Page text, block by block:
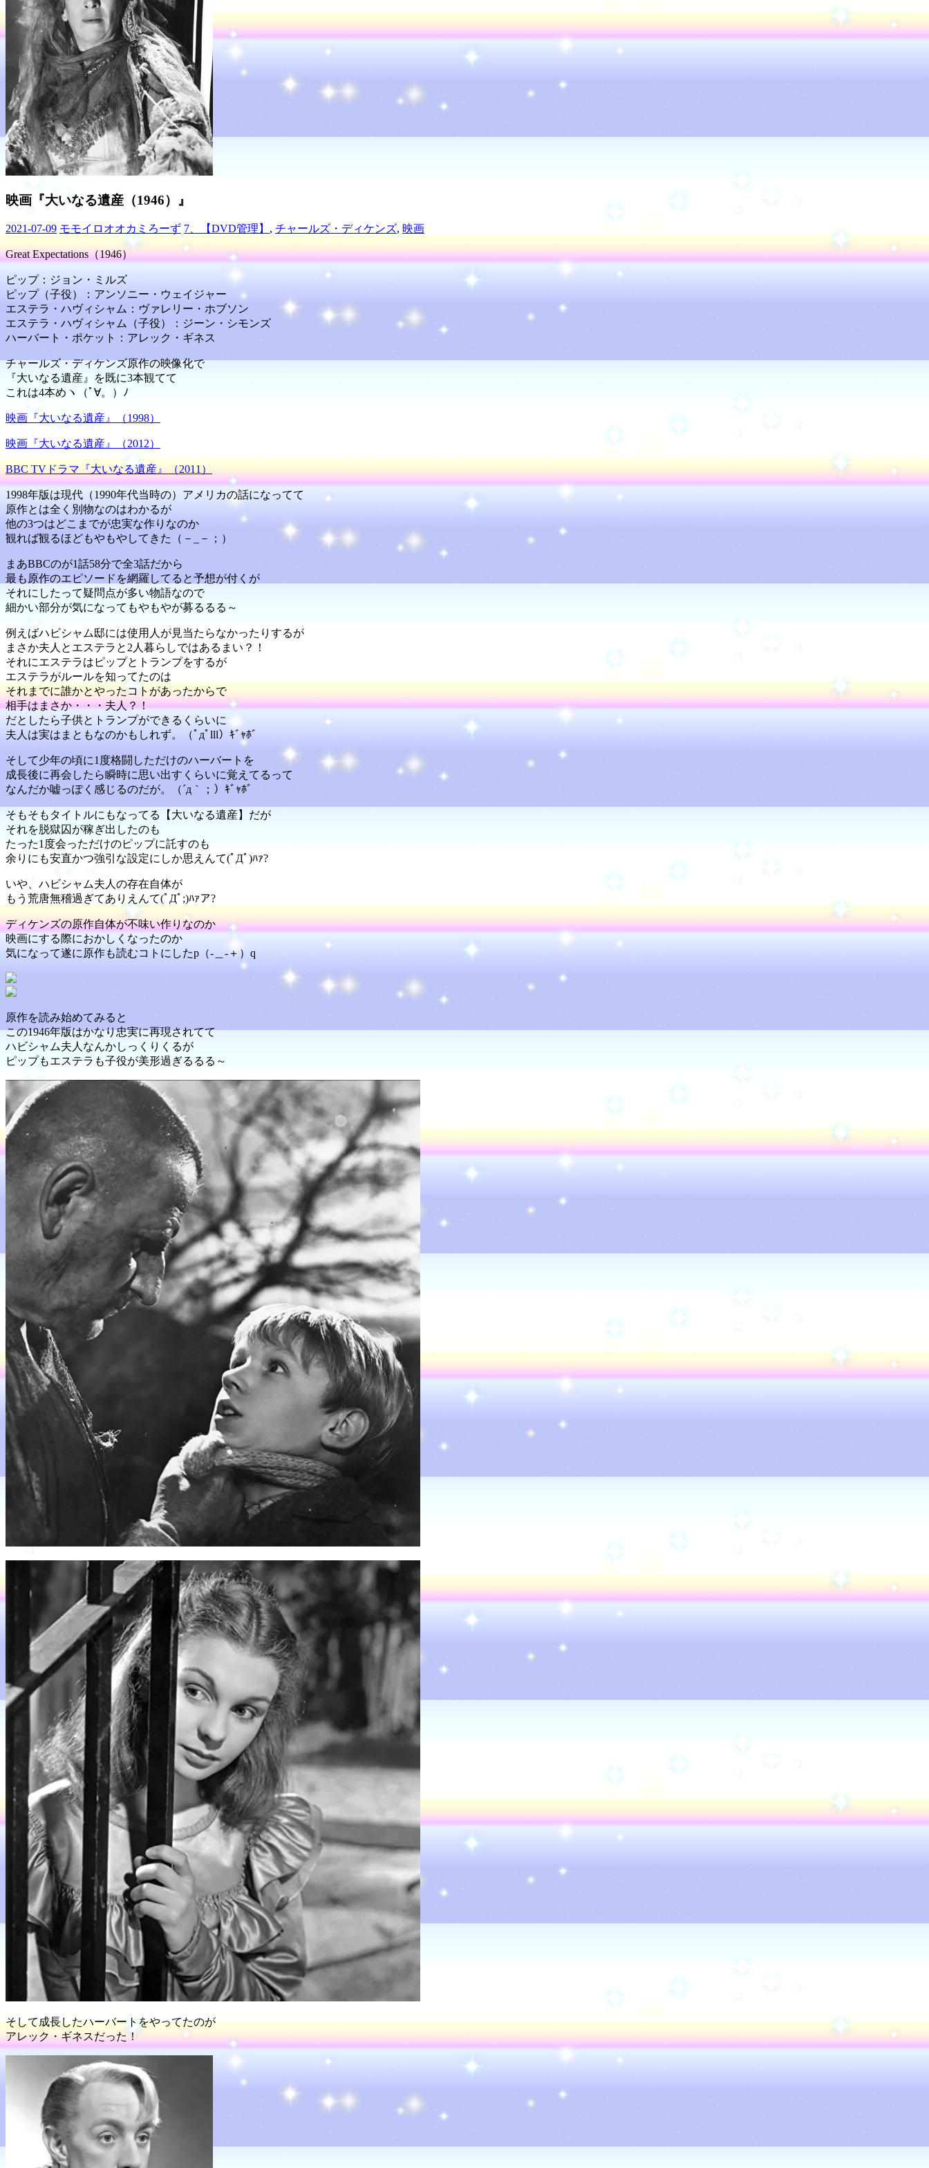
映画『大いなる遺産（1946）』
2021-07-09 モモイロオオカミろーず 7、【DVD管理】 , チャールズ・ディケンズ, 映画
Great Expectations（1946）
ピップ：ジョン・ミルズ
ピップ（子役）：アンソニー・ウェイジャー
エステラ・ハヴィシャム：ヴァレリー・ホブソン
エステラ・ハヴィシャム（子役）：ジーン・シモンズ
ハーバート・ポケット：アレック・ギネス
チャールズ・ディケンズ原作の映像化で
『大いなる遺産』を既に3本観てて
これは4本めヽ（ﾟ∀。）ﾉ
映画『大いなる遺産』（1998）
映画『大いなる遺産』（2012）
BBC TVドラマ『大いなる遺産』（2011）
1998年版は現代（1990年代当時の）アメリカの話になってて
原作とは全く別物なのはわかるが
他の3つはどこまでが忠実な作りなのか
観れば観るほどもやもやしてきた（－_－；）
まあBBCのが1話58分で全3話だから
最も原作のエピソードを網羅してると予想が付くが
それにしたって疑問点が多い物語なので
細かい部分が気になってもやもやが募るるる～
例えばハビシャム邸には使用人が見当たらなかったりするが
まさか夫人とエステラと2人暮らしではあるまい？！
それにエステラはピップとトランプをするが
エステラがルールを知ってたのは
それまでに誰かとやったコトがあったからで
相手はまさか・・・夫人？！
だとしたら子供とトランプができるくらいに
夫人は実はまともなのかもしれず。（ﾟдﾟlll）ｷﾞｬﾎﾞ
そして少年の頃に1度格闘しただけのハーバートを
成長後に再会したら瞬時に思い出すくらいに覚えてるって
なんだか嘘っぽく感じるのだが。（´д｀；）ｷﾞｬﾎﾞ
そもそもタイトルにもなってる【大いなる遺産】だが
それを脱獄囚が稼ぎ出したのも
たった1度会っただけのピップに託すのも
余りにも安直かつ強引な設定にしか思えんて(ﾟДﾟ)ﾊｧ?
いや、ハビシャム夫人の存在自体が
もう荒唐無稽過ぎてありえんて(ﾟДﾟ;)ﾊｧア?
ディケンズの原作自体が不味い作りなのか
映画にする際におかしくなったのか
気になって遂に原作も読むコトにしたp（-＿-＋）q
原作を読み始めてみると
この1946年版はかなり忠実に再現されてて
ハビシャム夫人なんかしっくりくるが
ピップもエステラも子役が美形過ぎるるる～
そして成長したハーバートをやってたのが
アレック・ギネスだった！